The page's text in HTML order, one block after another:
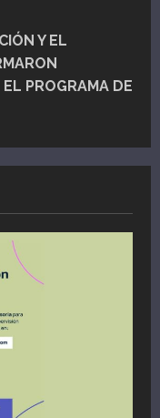
Y EL
PROGRAMA DE